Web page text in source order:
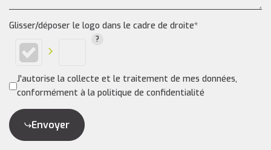
Glisser/déposer le logo dans le cadre de droite*
J'autorise la collecte et le traitement de mes données,
conformément à la politique de confidentialité
Envoyer